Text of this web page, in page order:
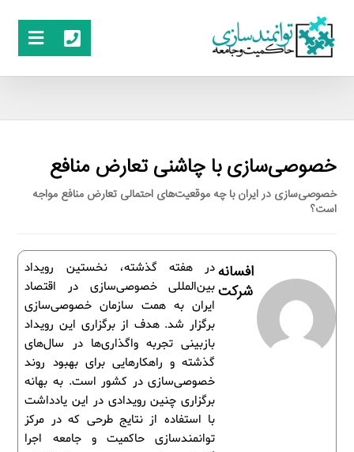
خصوصی‌سازی با چاشنی تعارض منافع
خصوصی‌سازی در ایران با چه موقعیت‌های احتمالی تعارض منافع مواجه
است؟
در هفته گذشته، نخستین رویداد
بین‌المللی خصوصی‌سازی در اقتصاد
ایران به همت سازمان خصوصی‌سازی
برگزار شد. هدف از برگزاری این رویداد
بازبینی تجربه واگذاری‌ها در سال‌های
گذشته و راهکارهایی برای بهبود روند
خصوصی‌سازی در کشور است. به بهانه
برگزاری چنین رویدادی در این یادداشت
با استفاده از نتایج طرحی که در مرکز
توانمندسازی حاکمیت و جامعه اجرا
افسانه
شرکت